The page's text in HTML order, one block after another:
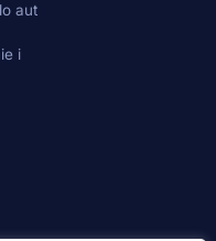
aut
i